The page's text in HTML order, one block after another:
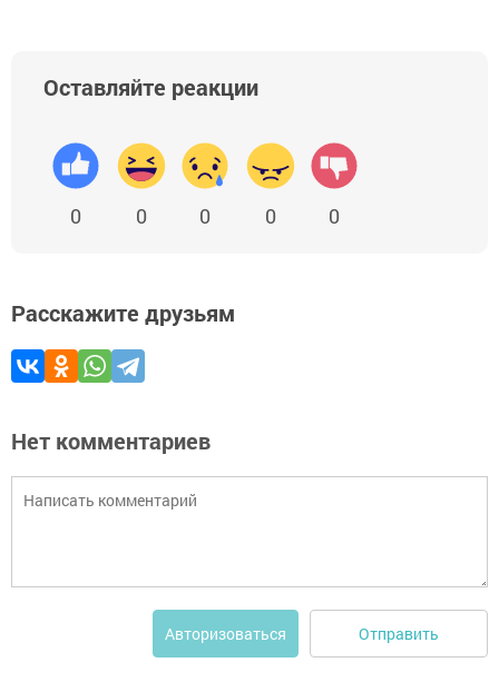
Оставляйте реакции
0 0 0 0 0
Расскажите друзьям
Нет комментариев
Авторизоваться Отправить